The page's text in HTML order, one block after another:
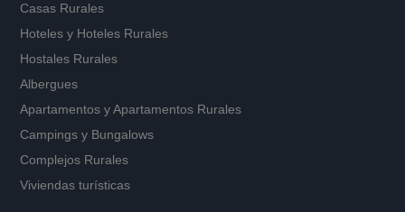
Casas Rurales
Hoteles y Hoteles Rurales
Hostales Rurales
Albergues
Apartamentos yApartamentos Rurales
Campings y Bungalows
Complejos Rurales
Viviendas turísticas